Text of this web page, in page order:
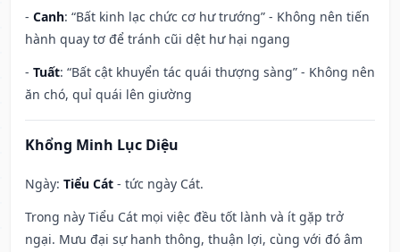
- Canh: “Bất kinh lạc chức cơ hư trướng” - Không nên tiến
hành quay tơ để tránh cũi dệt hư hại ngang
- Tuất: “Bất cật khuyển tác quái thượng sàng” - Không nên
ăn chó, quỉ quái lên giường
Khổng Minh Lục Diệu
Ngày: Tiểu Cát - tức ngày Cát.
Trong này Tiểu Cát mọi việc đều tốt lành và ít gặp trở
ngại. Mưu đại sự hanh thông, thuận lợi, cùng với đó âm